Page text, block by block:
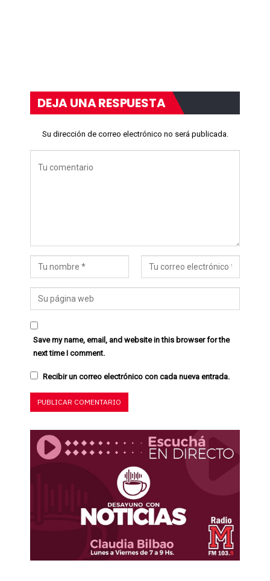
DEJA UNA RESPUESTA
Su dirección de correo electrónico no será publicada.
Save my name, email, and website in this browser for the
next time I comment.
Recibir un correo electrónico con cada nueva entrada.